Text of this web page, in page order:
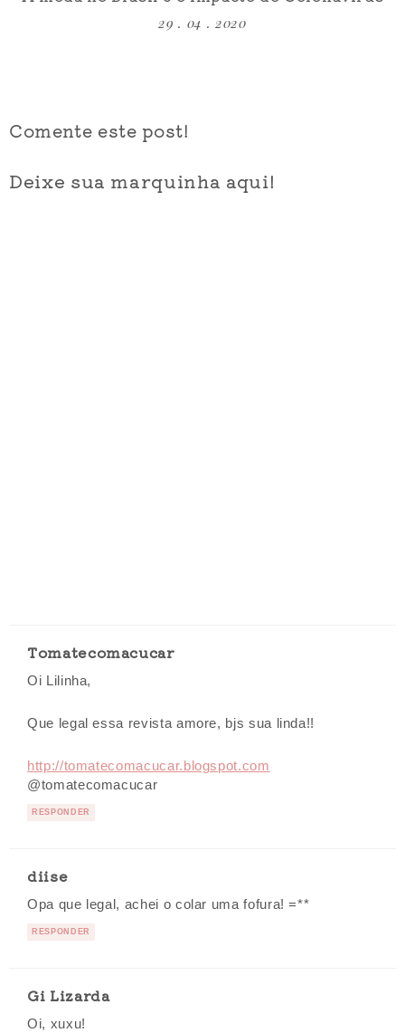
29 . 04 . 2020
Comente este post!
Deixe sua marquinha aqui!
Tomatecomacucar
Oi Lilinha,
Que legal essa revista amore, bjs sua linda!!
http://tomatecomacucar.blogspot.com
@tomatecomacucar
RESPONDER
diise
Opa que legal, achei o colar uma fofura! =**
RESPONDER
Gi Lizarda
Oi, xuxu!